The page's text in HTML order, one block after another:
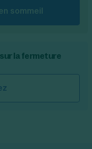
sommeil
la fermeture